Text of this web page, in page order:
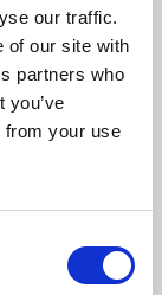
our traffic.
of our site with
partners who
you’ve
from your use